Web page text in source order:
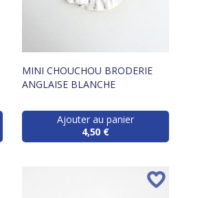
MINI CHOUCHOU BRODERIE
ANGLAISE BLANCHE
Ajouter au panier
4,50 €